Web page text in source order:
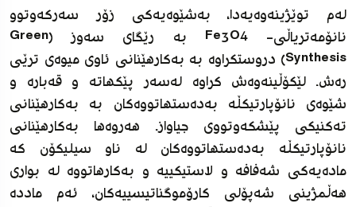
له‌م توێژینه‌وه‌یه‌دا، به‌شێوه‌یه‌کى زۆر سه‌رکه‌وتوو
نانۆمه‌تریاڵى- Fe3O4 به‌ رێگاى سه‌وز (Green
Synthesis) دروستکراوه‌ به‌ به‌کارهێنانى ئاوى میوه‌ى ترێى
ره‌ش. لێکۆڵینه‌وه‌ش کراوه‌ له‌سه‌ر پێکهاته‌ و قه‌باره‌ و
شێوه‌ى نانۆپارتیکڵه‌ به‌ده‌ستهاتووه‌کان به‌ به‌کارهێنانى
ته‌کنیکى پێشکه‌وتووى جیاواز. هه‌روه‌ها به‌کارهێنانى
نانۆپارتیکڵه‌ به‌ده‌ستهاتووه‌کان له‌ ناو سیلیکۆن که‌
ماده‌یه‌کى شه‌فافه‌ و لاستیکییە و به‌کار‌هاتووه‌ له‌ بوارى
هه‌ڵمژینى شه‌پۆلى کارۆموگناتیسییەکان، ئه‌م مادده‌